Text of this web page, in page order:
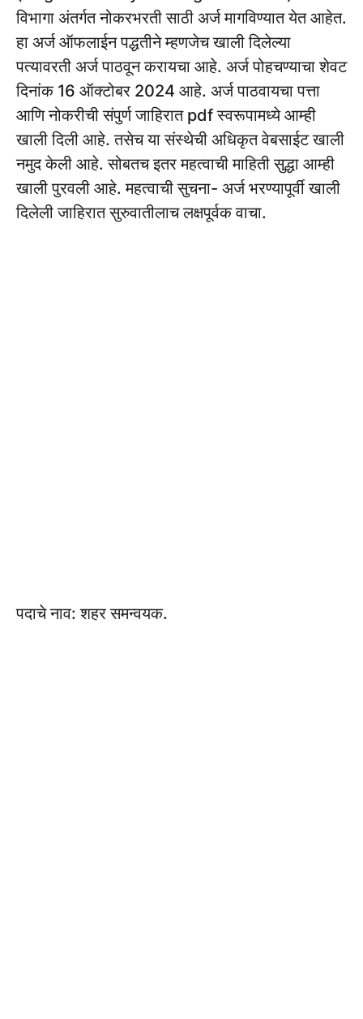
विभागा अंतर्गत नोकरभरती साठी अर्ज मागविण्यात येत आहेत.
हा अर्ज ऑफलाईन पद्धतीने म्हणजेच खाली दिलेल्या
पत्यावरती अर्ज पाठवून करायचा आहे. अर्ज पोहचण्याचा शेवट
दिनांक 16 ऑक्टोबर 2024 आहे. अर्ज पाठवायचा पत्ता
आणि नोकरीची संपुर्ण जाहिरात pdf स्वरूपामध्ये आम्ही
खाली दिली आहे. तसेच या संस्थेची अधिकृत वेबसाईट खाली
नमुद केली आहे. सोबतच इतर महत्वाची माहिती सुद्धा आम्ही
खाली पुरवली आहे. महत्वाची सुचना- अर्ज भरण्यापूर्वी खाली
दिलेली जाहिरात सुरुवातीलाच लक्षपूर्वक वाचा.
पदाचे नाव: शहर समन्वयक.